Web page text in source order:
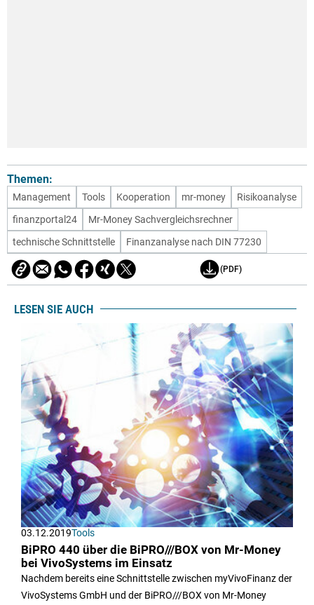
Themen:
Management Tools Kooperation mr-money
Risikoanalyse
finanzportal24
Mr-Money Sachvergleichsrechner
technische Schnittstelle
Finanzanalyse nach DIN 77230
(PDF)
LESEN SIE AUCH
03.12.2019Tools
BiPRO 440 über die BiPRO///BOX von Mr-Money
bei VivoSystems im Einsatz
Nachdem bereits eine Schnittstelle zwischen myVivoFinanz der
VivoSystems GmbH und der BiPRO///BOX von Mr-Money